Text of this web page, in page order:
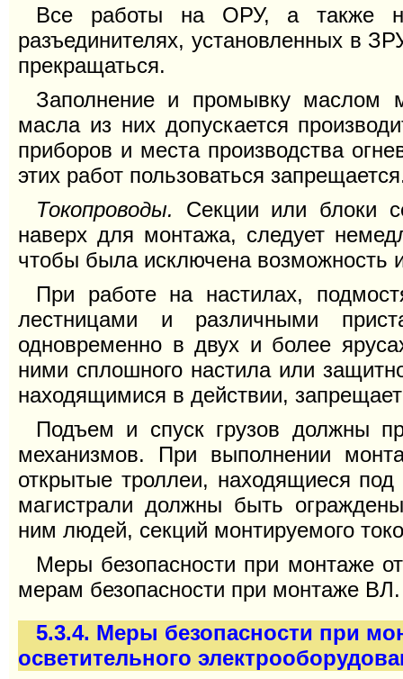
Все работы на ОРУ, а также
разъединителях, установленных в
прекращаться.
Заполнение и промывку маслом
масла из них допускается
приборов и места производства
этих работ пользоваться
Токопроводы.
Секции или блоки
наверх для монтажа, следует
чтобы была исключена возможность
При работе на настилах,
лестницами и различными
одновременно в двух и более
ними сплошного настила или
находящимися в действии,
Подъем и спуск грузов должны
механизмов. При выполнении
открытые троллеи, находящиеся
магистрали должны быть
ним людей, секций монтируемого
Меры безопасности при монтаже
мерам безопасности при монтаже ВЛ.
5.3.4. Меры безопасности при
осветительного